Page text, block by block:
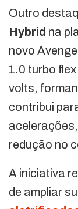
Outro
Hybrid na
novo
1.0 turbo
volts,
contribui
redução no
A iniciativa
de ampliar